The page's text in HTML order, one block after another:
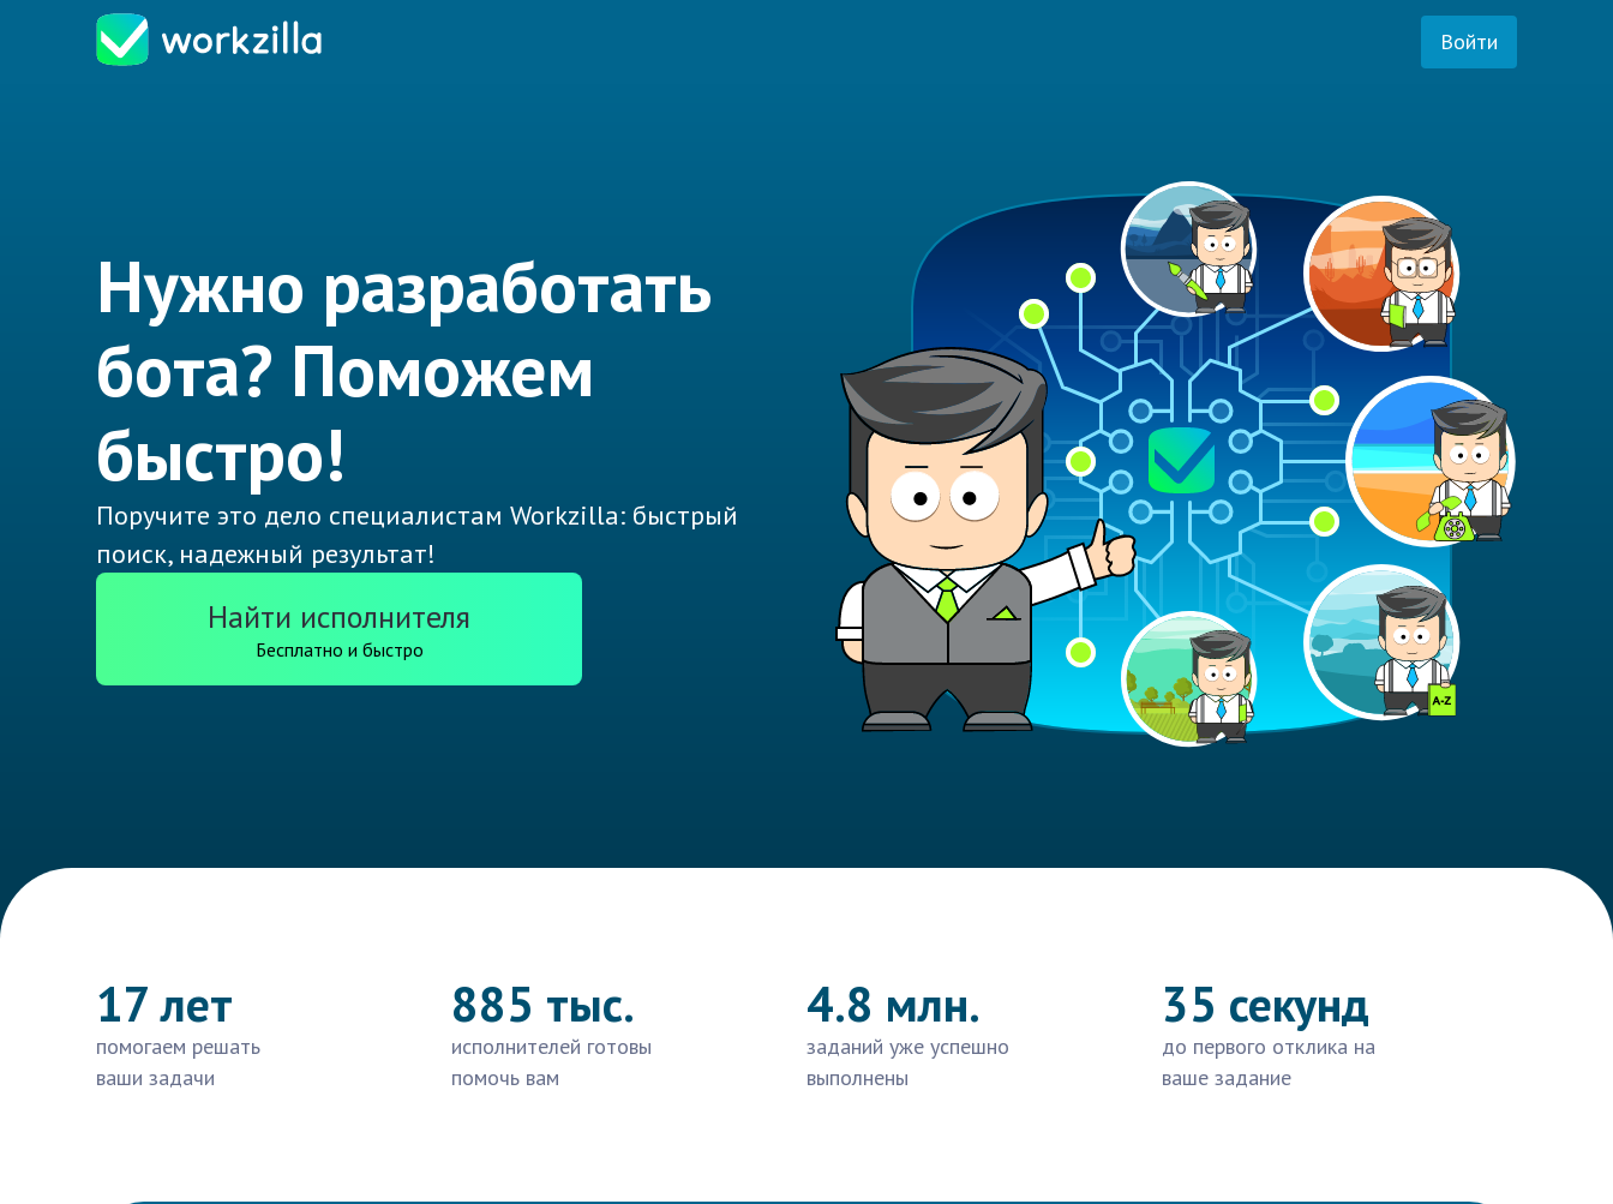
Войти
Нужно разработать
бота? Поможем
быстро!
Поручите это дело специалистам Workzilla: быстрый
поиск, надежный результат!
Найти исполнителя
Бесплатно и быстро
17 лет
помогаем решать
ваши задачи
885 тыс.
исполнителей готовы
помочь вам
4.8 млн.
заданий уже успешно
выполнены
35 секунд
до первого отклика на
ваше задание